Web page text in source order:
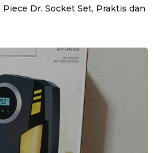
Dr. Socket Set, Praktis dan